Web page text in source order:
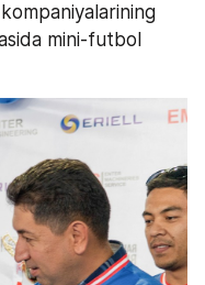
mini-futbol